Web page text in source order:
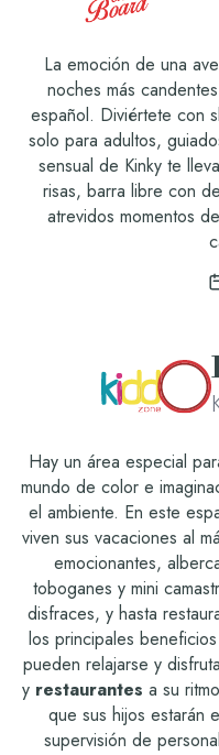
La emoción de una
noches más
español. Diviértete con
solo para adultos,
sensual de Kinky te
risas, barra libre con
atrevidos momentos
Hay un área especial
mundo de color e
el ambiente. En este
viven sus vacaciones al
emocionantes,
toboganes y mini
disfraces, y hasta
los principales
pueden relajarse y
y restaurantes a su
que sus hijos estarán
supervisión de